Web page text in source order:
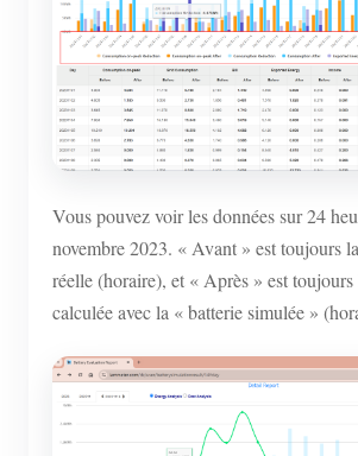
Vous pouvez voir les données sur 24
novembre 2023. « Avant » est toujours
réelle (horaire), et « Après » est
calculée avec la « batterie simulée »